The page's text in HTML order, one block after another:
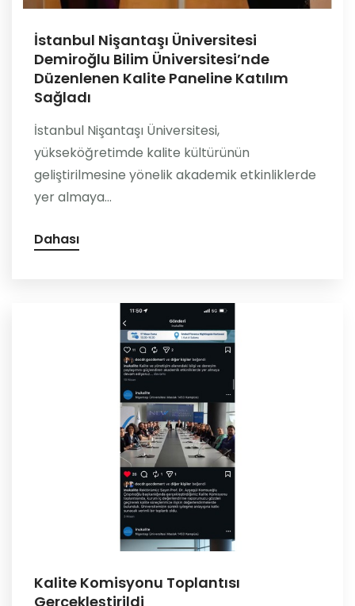
İstanbul Nişantaşı Üniversitesi
Demiroğlu Bilim Üniversitesi’nde
Düzenlenen Kalite Paneline Katılım
Sağladı
İstanbul Nişantaşı Üniversitesi,
yükseköğretimde kalite kültürünün
geliştirilmesine yönelik akademik etkinliklerde
yer almaya...
Dahası
Kalite Komisyonu Toplantısı
Gerçekleştirildi